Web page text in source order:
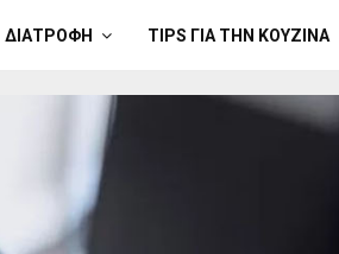
ΔΙΑΤΡΟΦΉ TIPS ΓΙΑ ΤΗΝ ΚΟΥΖΊΝΑ